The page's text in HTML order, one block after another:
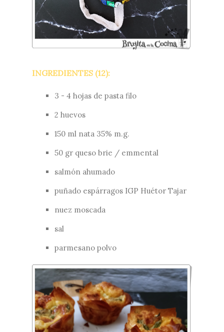
INGREDIENTES (12):
3 - 4 hojas de pasta filo
2 huevos
150 ml nata 35% m.g.
50 gr queso brie / emmental
salmón ahumado
puñado espárragos IGP Huétor Tajar
nuez moscada
sal
parmesano polvo